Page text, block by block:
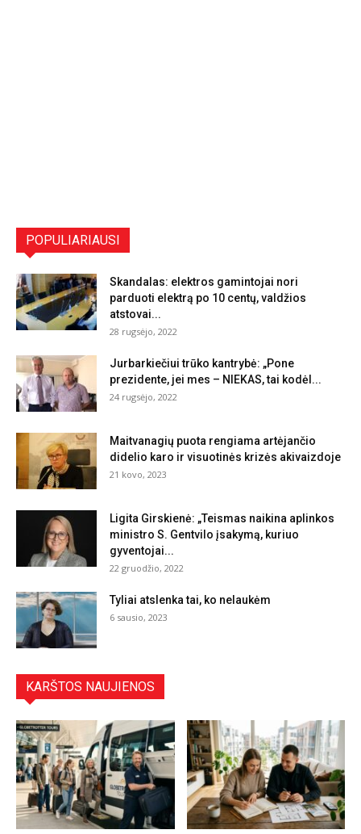
POPULIARIAUSI
Skandalas: elektros gamintojai nori
parduoti elektrą po 10 centų, valdžios
atstovai...
28 rugsėjo, 2022
Jurbarkiečiui trūko kantrybė: „Pone
prezidente, jei mes – NIEKAS, tai kodėl...
24 rugsėjo, 2022
Maitvanagių puota rengiama artėjančio
didelio karo ir visuotinės krizės akivaizdoje
21 kovo, 2023
Ligita Girskienė: „Teismas naikina aplinkos
ministro S. Gentvilo įsakymą, kuriuo
gyventojai...
22 gruodžio, 2022
Tyliai atslenka tai, ko nelaukėm
6 sausio, 2023
KARŠTOS NAUJIENOS